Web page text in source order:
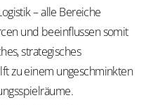
– alle Bereiche
und beeinflussen somit
strategisches
zu einem ungeschminkten